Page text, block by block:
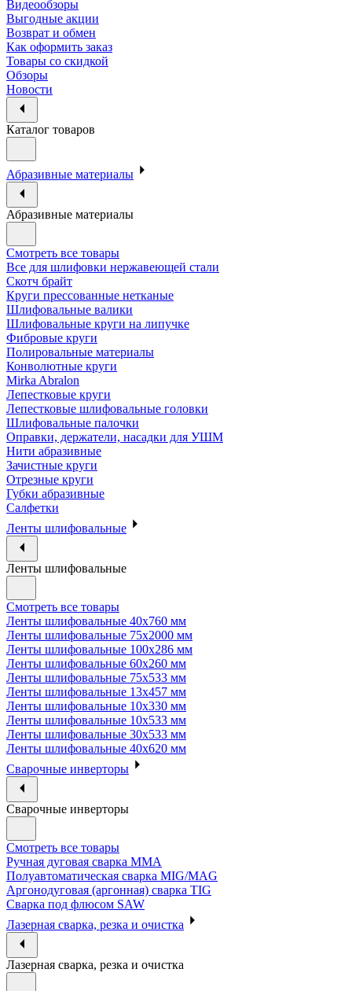
Видеообзоры
Выгодные акции
Возврат и обмен
Как оформить заказ
Товары со скидкой
Обзоры
Новости
Каталог товаров
Абразивные материалы
Абразивные материалы
Смотреть все товары
Все для шлифовки нержавеющей стали
Скотч брайт
Круги прессованные нетканые
Шлифовальные валики
Шлифовальные круги на липучке
Фибровые круги
Полировальные материалы
Конволютные круги
Mirka Abralon
Лепестковые круги
Лепестковые шлифовальные головки
Шлифовальные палочки
Оправки, держатели, насадки для УШМ
Нити абразивные
Зачистные круги
Отрезные круги
Губки абразивные
Салфетки
Ленты шлифовальные
Ленты шлифовальные
Смотреть все товары
Ленты шлифовальные 40х760 мм
Ленты шлифовальные 75х2000 мм
Ленты шлифовальные 100х286 мм
Ленты шлифовальные 60х260 мм
Ленты шлифовальные 75х533 мм
Ленты шлифовальные 13х457 мм
Ленты шлифовальные 10х330 мм
Ленты шлифовальные 10х533 мм
Ленты шлифовальные 30х533 мм
Ленты шлифовальные 40х620 мм
Сварочные инверторы
Сварочные инверторы
Смотреть все товары
Ручная дуговая сварка MMA
Полуавтоматическая сварка MIG/MAG
Аргонодуговая (аргонная) сварка TIG
Сварка под флюсом SAW
Лазерная сварка, резка и очистка
Лазерная сварка, резка и очистка